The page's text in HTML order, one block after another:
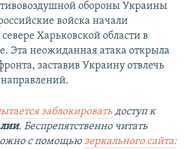
обороны Украины
войска начали
Харьковской области в
Эта неожиданная атака открыла
заставив Украину отвлечь
заблокировать доступ к
. Беспрепятственно читать
с помощью зеркального сайта: